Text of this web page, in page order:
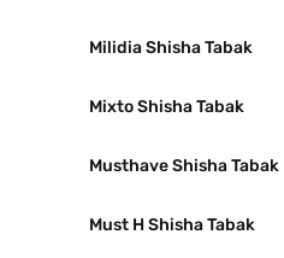
Milidia Shisha Tabak
Mixto Shisha Tabak
Musthave Shisha Tabak
Must H Shisha Tabak